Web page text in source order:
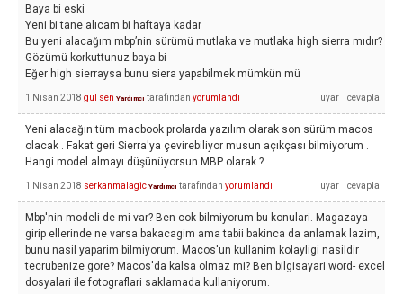
Baya bi eski
Yeni bi tane alıcam bi haftaya kadar
Bu yeni alacağım mbp’nin sürümü mutlaka ve mutlaka high sierra mıdır?
Gözümü korkuttunuz baya bi
Eğer high sierraysa bunu siera yapabilmek mümkün mü
1 Nisan 2018 gul sen Yardımcı tarafından yorumlandı
Yeni alacağın tüm macbook prolarda yazılım olarak son sürüm macos
olacak . Fakat geri Sierra'ya çevirebiliyor musun açıkçası bilmiyorum .
Hangi model almayı düşünüyorsun MBP olarak ?
1 Nisan 2018 serkanmalagic Yardımcı tarafından yorumlandı
Mbp'nin modeli de mi var? Ben cok bilmiyorum bu konulari. Magazaya
girip ellerinde ne varsa bakacagim ama tabii bakinca da anlamak lazim,
bunu nasil yaparim bilmiyorum. Macos'un kullanim kolayligi nasildir
tecrubenize gore? Macos'da kalsa olmaz mi? Ben bilgisayari word- excel
dosyalari ile fotograflari saklamada kullaniyorum.